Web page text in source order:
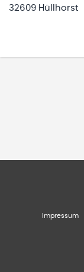
32609 Hüllhorst
Impressum